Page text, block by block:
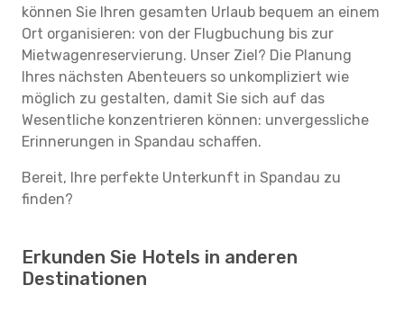
können Sie Ihren gesamten Urlaub bequem an einem
Ort organisieren: von der Flugbuchung bis zur
Mietwagenreservierung. Unser Ziel? Die Planung
Ihres nächsten Abenteuers so unkompliziert wie
möglich zu gestalten, damit Sie sich auf das
Wesentliche konzentrieren können: unvergessliche
Erinnerungen in Spandau schaffen.
Bereit, Ihre perfekte Unterkunft in Spandau zu
finden?
Erkunden Sie Hotels in anderen
Destinationen